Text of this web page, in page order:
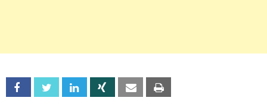
Facebook Twitter Linkedin Xing Email